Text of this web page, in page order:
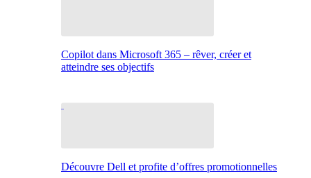
Copilot dans Microsoft 365 – rêver, créer et
atteindre ses objectifs
Découvre Dell et profite d’offres promotionnelles